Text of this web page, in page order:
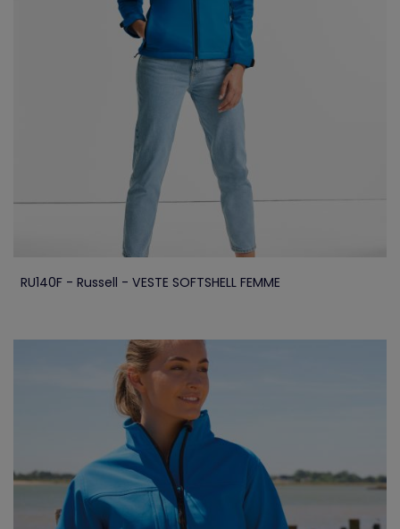
RU140F - Russell - VESTE SOFTSHELL FEMME